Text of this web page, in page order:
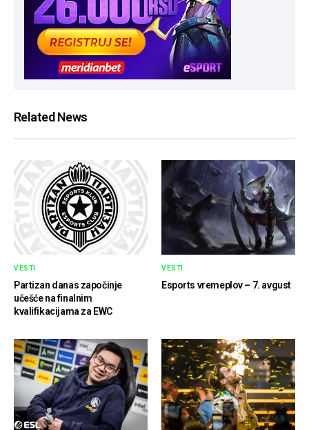
Related News
VESTI
Partizan danas započinje
učešće na finalnim
kvalifikacijama za EWC
VESTI
Esports vremeplov – 7. avgust